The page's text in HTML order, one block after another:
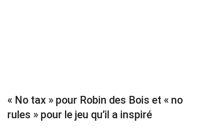
« No tax » pour Robin des Bois et « no
rules » pour le jeu qu’il a inspiré